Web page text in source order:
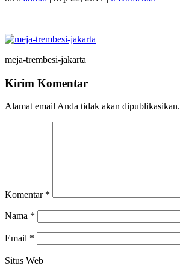
meja-trembesi-jakarta
Kirim Komentar
Alamat email Anda tidak akan dipublikasikan.
Komentar *
Nama *
Email *
Situs Web